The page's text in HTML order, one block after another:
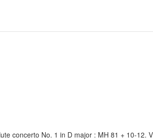
concerto No. 1 in D major : MH 81 + 10-12.